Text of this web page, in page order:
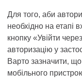
Для того, аби
необхідно на етапі
кнопку «Увійти
авторизацію у
Варто зазначити,
мобільного